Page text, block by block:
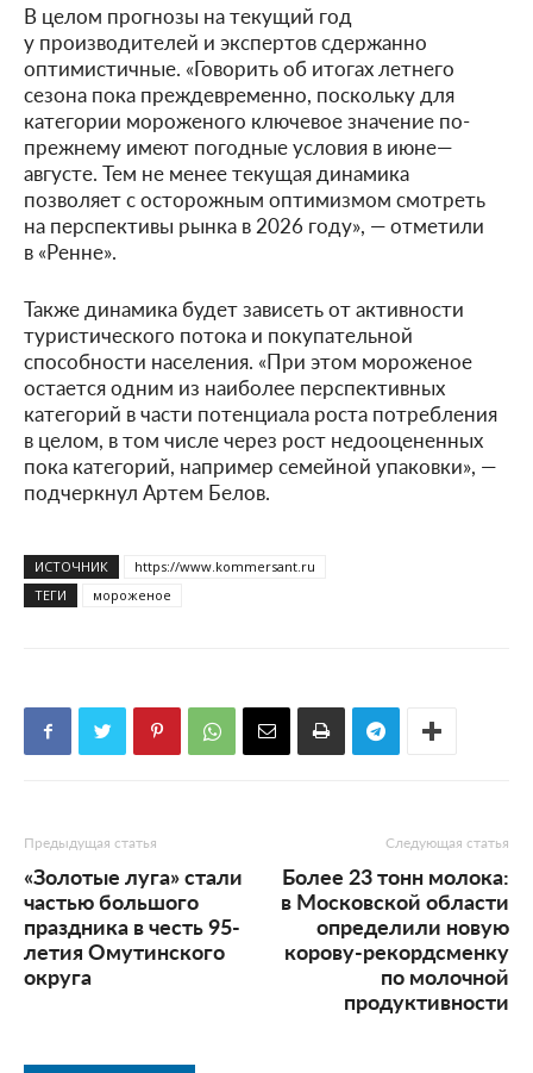
В целом прогнозы на текущий год
у производителей и экспертов сдержанно
оптимистичные. «Говорить об итогах летнего
сезона пока преждевременно, поскольку для
категории мороженого ключевое значение по-
прежнему имеют погодные условия в июне—
августе. Тем не менее текущая динамика
позволяет с осторожным оптимизмом смотреть
на перспективы рынка в 2026 году», — отметили
в «Ренне».
Также динамика будет зависеть от активности
туристического потока и покупательной
способности населения. «При этом мороженое
остается одним из наиболее перспективных
категорий в части потенциала роста потребления
в целом, в том числе через рост недооцененных
пока категорий, например семейной упаковки», —
подчеркнул Артем Белов.
ИСТОЧНИК
https://www.kommersant.ru
ТЕГИ
мороженое
Предыдущая статья
«Золотые луга» стали
частью большого
праздника в честь 95-
летия Омутинского
округа
Следующая статья
Более 23 тонн молока:
в Московской области
определили новую
корову-рекордсменку
по молочной
продуктивности